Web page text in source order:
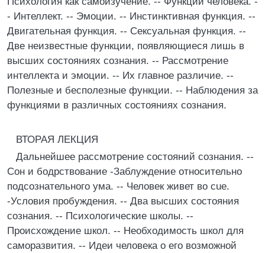
- Интеллект. -- Эмоции. -- Инстинктивная функция. --
Двигательная функция. -- Сексуальная функция. --
Две неизвестные функции, появляющиеся лишь в
высших состояниях сознания. -- Рассмотрение
интеллекта и эмоции. -- Их главное различие. --
Полезные и бесполезные функции. -- Наблюдения за
функциями в различных состояниях сознания.
ВТОРАЯ ЛЕКЦИЯ
Дальнейшее рассмотрение состояний сознания. --
Сон и бодрствование -Заблуждение относительно
подсознательного ума. -- Человек живет во cue.
-Условия пробуждения. -- Два высших состояния
сознания. -- Психологические школы. --
Происхождение школ. -- Необходимость школ для
саморазвития. -- Идеи человека о его возможной